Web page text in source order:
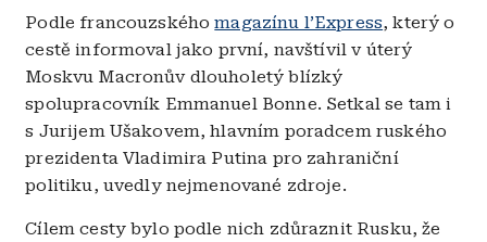
Podle francouzskéhomagazínu l’Express, který o
cestě informoval jako první, navštívil v úterý
Moskvu Macronův dlouholetý blízký
spolupracovník Emmanuel Bonne. Setkal se tam i
s Jurijem Ušakovem, hlavním poradcem ruského
prezidenta Vladimira Putina pro zahraniční
politiku, uvedly nejmenované zdroje.
Cílem cesty bylo podle nich zdůraznit Rusku, že